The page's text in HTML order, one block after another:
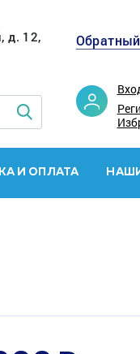
д. 12,
И ОПЛАТА